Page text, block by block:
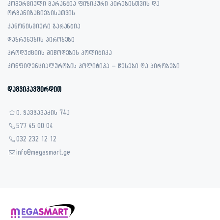
კომერციული გარანტია ფიზიკური პირებისთვის და
ორგანიზაციებისათვის
კანონისმიერი გარანტია
დაბრუნების პირობები
პროდუქციის მიწოდების პოლიტიკა
კონფიდენციალურობის პოლიტიკა – წესები და პირობები
დაგვიკავშირდით
ი. ჭავჭავაძის 74ა
577 45 00 04
032 232 12 12
info@megasmart.ge